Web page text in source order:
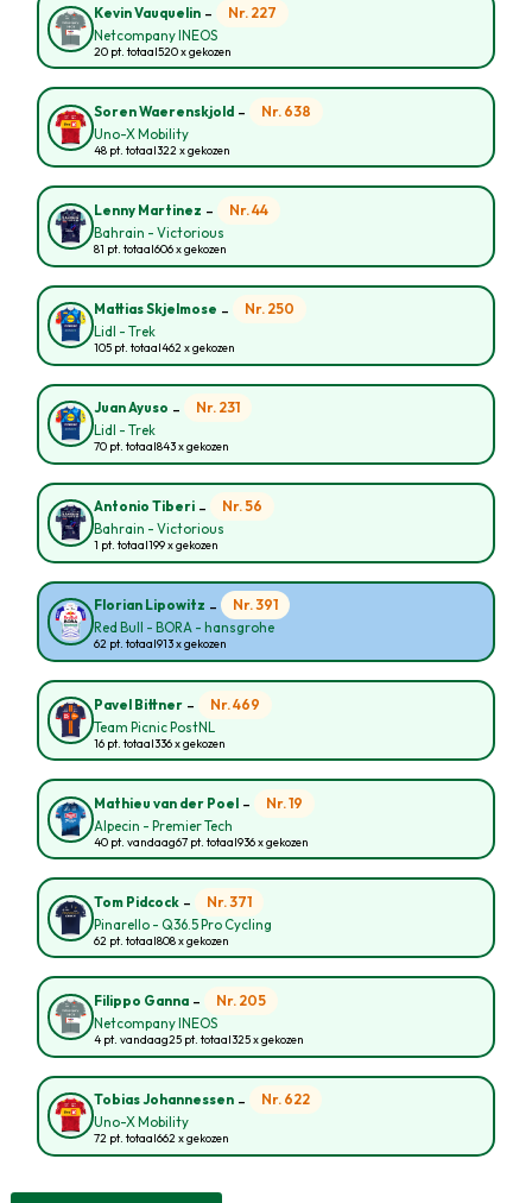
Kevin Vauquelin - Nr. 227
Netcompany INEOS
20 pt. totaal520 x gekozen
Soren Waerenskjold - Nr. 638
Uno-X Mobility
48 pt. totaal322 x gekozen
Lenny Martinez - Nr. 44
Bahrain - Victorious
81 pt. totaal606 x gekozen
Mattias Skjelmose - Nr. 250
Lidl - Trek
105 pt. totaal462 x gekozen
Juan Ayuso - Nr. 231
Lidl - Trek
70 pt. totaal843 x gekozen
Antonio Tiberi - Nr. 56
Bahrain - Victorious
1 pt. totaal199 x gekozen
Florian Lipowitz - Nr. 391
Red Bull - BORA - hansgrohe
62 pt. totaal913 x gekozen
Pavel Bittner - Nr. 469
Team Picnic PostNL
16 pt. totaal336 x gekozen
Mathieu van der Poel - Nr. 19
Alpecin - Premier Tech
40 pt. vandaag67 pt. totaal936 x gekozen
Tom Pidcock - Nr. 371
Pinarello - Q36.5 Pro Cycling
62 pt. totaal808 x gekozen
Filippo Ganna - Nr. 205
Netcompany INEOS
4 pt. vandaag25 pt. totaal325 x gekozen
Tobias Johannessen - Nr. 622
Uno-X Mobility
72 pt. totaal662 x gekozen